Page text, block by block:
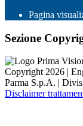
Pagina
Sezione
Copyright 2026 |
Parma S.p.A. |
Disclaimer